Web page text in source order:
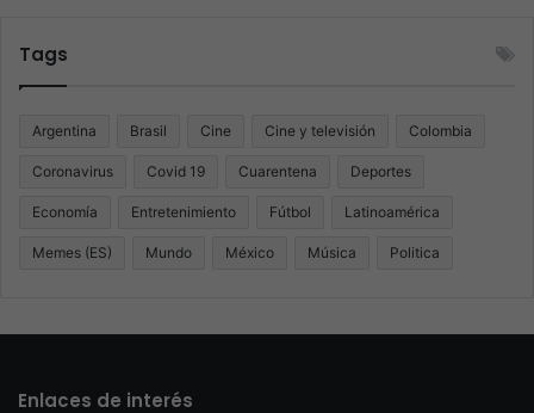
Tags
Argentina Brasil Cine Cine y televisión Colombia
Coronavirus Covid 19 Cuarentena Deportes
Economía Entretenimiento Fútbol Latinoamérica
Memes (ES) Mundo México Música Politica
Enlaces de interés